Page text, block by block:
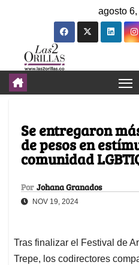
agosto
Se entregaron
de pesos en
comunidad
Por Johana Granados
NOV 19, 2024
Tras finalizar el Festival de
Trepe, los codirectores